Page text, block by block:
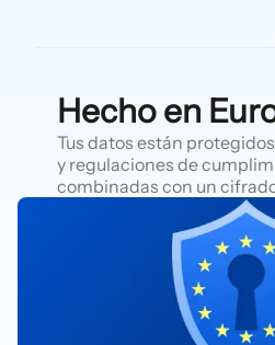
Hecho en
Tus datos están
y regulaciones de
combinadas con un